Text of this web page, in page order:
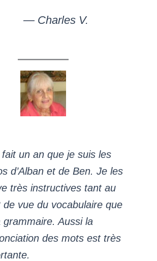
— Charles V.
fait un an que je suis les
d’Alban et de Ben. Je les
très instructives tant au
de vue du vocabulaire que
grammaire. Aussi la
des mots est très